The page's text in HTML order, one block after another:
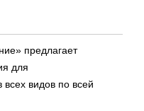
предлагает
для
всех видов по всей